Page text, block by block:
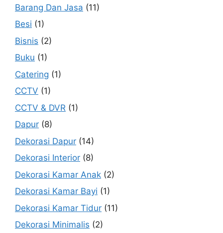
Barang Dan Jasa (11)
Besi (1)
Bisnis (2)
Buku (1)
Catering (1)
CCTV (1)
CCTV & DVR (1)
Dapur (8)
Dekorasi Dapur (14)
Dekorasi Interior (8)
Dekorasi Kamar Anak (2)
Dekorasi Kamar Bayi (1)
Dekorasi Kamar Tidur (11)
Dekorasi Minimalis (2)